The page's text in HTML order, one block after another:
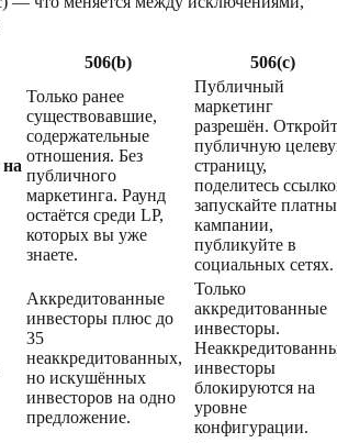
506(b) 506(c)
Только ранее
существовавшие,
содержательные
отношения. Без
публичного
маркетинга. Раунд
остаётся среди LP,
которых вы уже
знаете.
Публичный
маркетинг
разрешён.
публичную
страницу,
поделитесь
запускайте
кампании,
публикуйте в
социальных сетях.
Аккредитованные
инвесторы плюс до
35
неаккредитованных,
но искушённых
инвесторов на одно
предложение.
Только
аккредитованные
инвесторы.
инвесторы
блокируются на
уровне
конфигурации.